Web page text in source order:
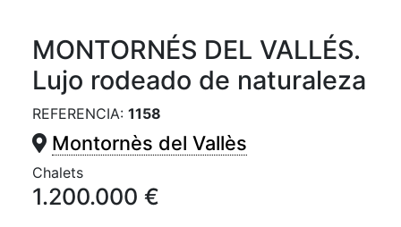
MONTORNÉS DEL VALLÉS.
Lujo rodeado de naturaleza
REFERENCIA: 1158
Montornès del Vallès
Chalets
1.200.000 €